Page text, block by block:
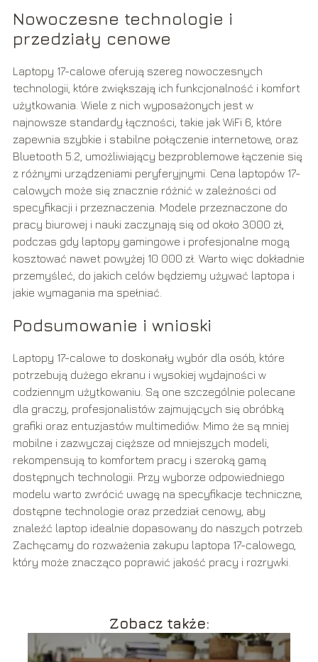
Nowoczesne technologie i
przedziały cenowe
Laptopy 17-calowe oferują szereg nowoczesnych
technologii, które zwiększają ich funkcjonalność i komfort
użytkowania. Wiele z nich wyposażonych jest w
najnowsze standardy łączności, takie jak WiFi 6, które
zapewnia szybkie i stabilne połączenie internetowe, oraz
Bluetooth 5.2, umożliwiający bezproblemowe łączenie się
z różnymi urządzeniami peryferyjnymi. Cena laptopów 17-
calowych może się znacznie różnić w zależności od
specyfikacji i przeznaczenia. Modele przeznaczone do
pracy biurowej i nauki zaczynają się od około 3000 zł,
podczas gdy laptopy gamingowe i profesjonalne mogą
kosztować nawet powyżej 10 000 zł. Warto więc dokładnie
przemyśleć, do jakich celów będziemy używać laptopa i
jakie wymagania ma spełniać.
Podsumowanie i wnioski
Laptopy 17-calowe to doskonały wybór dla osób, które
potrzebują dużego ekranu i wysokiej wydajności w
codziennym użytkowaniu. Są one szczególnie polecane
dla graczy, profesjonalistów zajmujących się obróbką
grafiki oraz entuzjastów multimediów. Mimo że są mniej
mobilne i zazwyczaj cięższe od mniejszych modeli,
rekompensują to komfortem pracy i szeroką gamą
dostępnych technologii. Przy wyborze odpowiedniego
modelu warto zwrócić uwagę na specyfikacje techniczne,
dostępne technologie oraz przedział cenowy, aby
znaleźć laptop idealnie dopasowany do naszych potrzeb.
Zachęcamy do rozważenia zakupu laptopa 17-calowego,
który może znacząco poprawić jakość pracy i rozrywki.
Zobacz także: